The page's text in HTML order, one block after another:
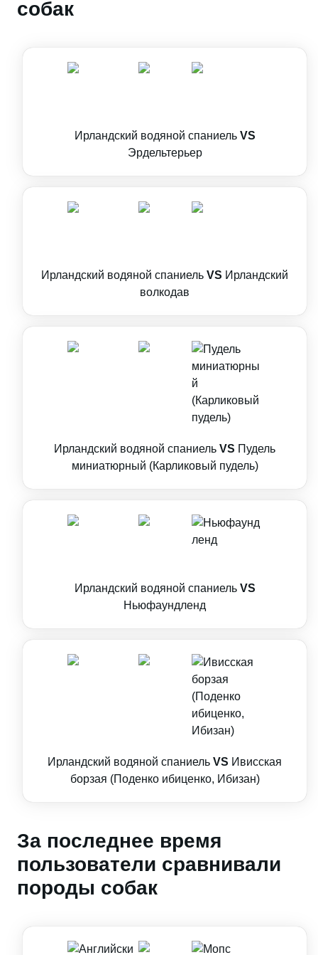
собак
Ирландский водяной спаниель VS
Эрдельтерьер
Ирландский водяной спаниель VS Ирландский
волкодав
Ирландский водяной спаниель VS Пудель
миниатюрный (Карликовый пудель)
Ирландский водяной спаниель VS
Ньюфаундленд
Ирландский водяной спаниель VS Ивисская
борзая (Поденко ибиценко, Ибизан)
За последнее время
пользователи сравнивали
породы собак